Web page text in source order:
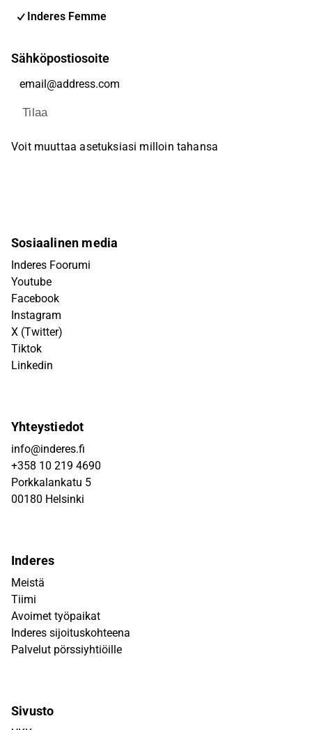
Inderes Femme
Sähköpostiosoite
Tilaa
Voit muuttaa asetuksiasi milloin tahansa
Sosiaalinen media
Inderes Foorumi
Youtube
Facebook
Instagram
X (Twitter)
Tiktok
Linkedin
Yhteystiedot
info@inderes.fi
+358 10 219 4690
Porkkalankatu 5
00180 Helsinki
Inderes
Meistä
Tiimi
Avoimet työpaikat
Inderes sijoituskohteena
Palvelut pörssiyhtiöille
Sivusto